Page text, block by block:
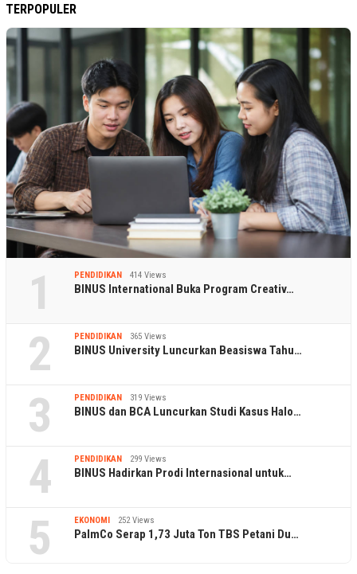
TERPOPULER
1 PENDIDIKAN 414 Views
BINUS International Buka Program Creativ…
2 PENDIDIKAN 365 Views
BINUS University Luncurkan Beasiswa Tahu…
3 PENDIDIKAN 319 Views
BINUS dan BCA Luncurkan Studi Kasus Halo…
4 PENDIDIKAN 299 Views
BINUS Hadirkan Prodi Internasional untuk…
5 EKONOMI 252 Views
PalmCo Serap 1,73 Juta Ton TBS Petani Du…